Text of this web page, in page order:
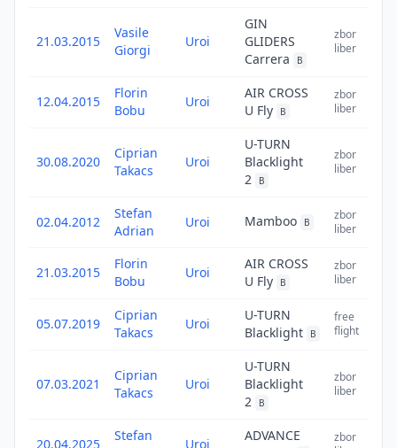
21.03.2015
Vasile
Giorgi
Uroi
GIN
GLIDERS
Carrera
B
zbor
liber
12.04.2015
Florin
Bobu
Uroi
AIR CROSS
U Fly
B
zbor
liber
30.08.2020
Ciprian
Takacs
Uroi
U-TURN
Blacklight
2
B
zbor
liber
02.04.2012
Stefan
Adrian
Uroi Mamboo B
zbor
liber
21.03.2015
Florin
Bobu
Uroi
AIR CROSS
U Fly
B
zbor
liber
05.07.2019
Ciprian
Takacs
Uroi
U-TURN
Blacklight
B
free
flight
07.03.2021
Ciprian
Takacs
Uroi
U-TURN
Blacklight
2
B
zbor
liber
20.04.2025
Stefan
Uroi
ADVANCE
zbor